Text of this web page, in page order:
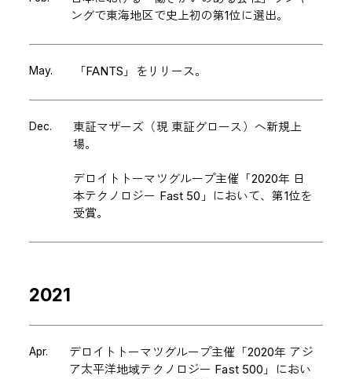
ングで東海地区で史上初の第1位に選出。
May. 「FANTS」をリリース。
Dec.
東証マザーズ（現 東証グロース）へ新規上
場。
デロイトトーマツグループ主催「2020年 日
本テクノロジー Fast 50」において、第1位を
受賞。
2021
Apr.
デロイトトーマツグループ主催「2020年 アジ
ア太平洋地域テクノロジー Fast 500」におい